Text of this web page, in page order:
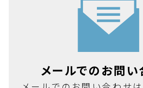
メールでのお問